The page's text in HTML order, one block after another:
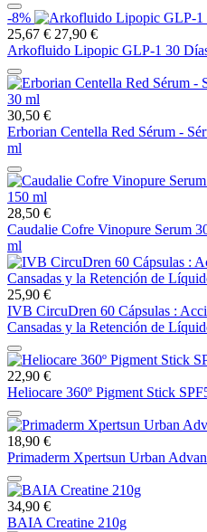
-8%
25,67 € 27,90 €
Arkofluido Lipopic GLP-1 30
30,50 €
Erborian Centella Red Sérum -
ml
28,50 €
Caudalie Cofre Vinopure Serum
ml
25,90 €
IVB CircuDren 60 Cápsulas :
Cansadas y la Retención de
22,90 €
Heliocare 360º Pigment Stick
18,90 €
Primaderm Xpertsun Urban
34,90 €
BAIA Creatine 210g